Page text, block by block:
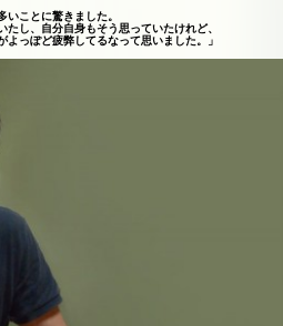
いことに驚きました。
し、自分自身もそう思っていたけれど、
っぽど疲弊してるなって思いました。」